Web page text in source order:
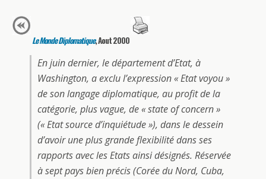
Le Monde Diplomatique, Aout 2000
En juin dernier, le département d’Etat, à
Washington, a exclu l’expression « Etat voyou »
de son langage diplomatique, au profit de la
catégorie, plus vague, de« state of concern »
(« Etat source d’inquiétude »), dans le dessein
d’avoir une plus grande flexibilité dans ses
rapports avec les Etats ainsi désignés. Réservée
à sept pays bien précis (Corée du Nord, Cuba,